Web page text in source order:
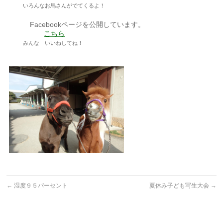
いろんなお馬さんがでてくるよ！
Facebookページを公開しています。
こちら
みんな いいねしてね！
← 湿度９５パーセント 夏休み子ども写生大会 →